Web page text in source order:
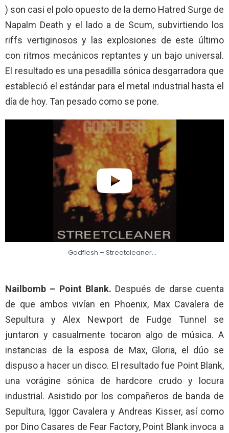
) son casi el polo opuesto de la demo Hatred Surge de
Napalm Death y el lado a de Scum, subvirtiendo los
riffs vertiginosos y las explosiones de este último
con ritmos mecánicos reptantes y un bajo universal.
El resultado es una pesadilla sónica desgarradora que
estableció el estándar para el metal industrial hasta el
día de hoy. Tan pesado como se pone.
Godflesh – Streetcleaner…
Nailbomb – Point Blank. Después de darse cuenta
de que ambos vivían en Phoenix, Max Cavalera de
Sepultura y Alex Newport de Fudge Tunnel se
juntaron y casualmente tocaron algo de música. A
instancias de la esposa de Max, Gloria, el dúo se
dispuso a hacer un disco. El resultado fue Point Blank,
una vorágine sónica de hardcore crudo y locura
industrial. Asistido por los compañeros de banda de
Sepultura, Iggor Cavalera y Andreas Kisser, así como
por Dino Casares de Fear Factory, Point Blank invoca a